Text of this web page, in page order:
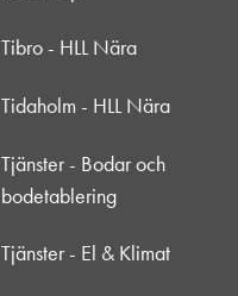
Tibro - HLL Nära
Tidaholm - HLL Nära
Tjänster - Bodar och
bodetablering
Tjänster - El & Klimat